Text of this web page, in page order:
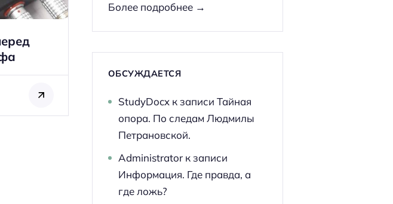
Более подробнее →
ОБСУЖДАЕТСЯ
StudyDocxк записи Тайная
опора. По следам Людмилы
Петрановской.
Administratorк записи
Информация. Где правда, а
где ложь?